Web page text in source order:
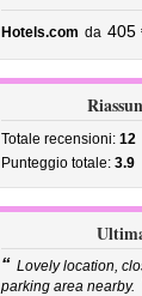
Hotels.com da 405
Totale recensioni: 12
Punteggio totale: 3.9
“ Lovely location,
parking area nearby.